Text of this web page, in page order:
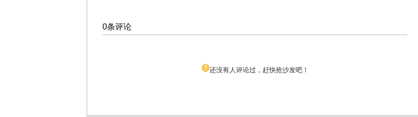
0条评论
还没有人评论过，赶快抢沙发吧！